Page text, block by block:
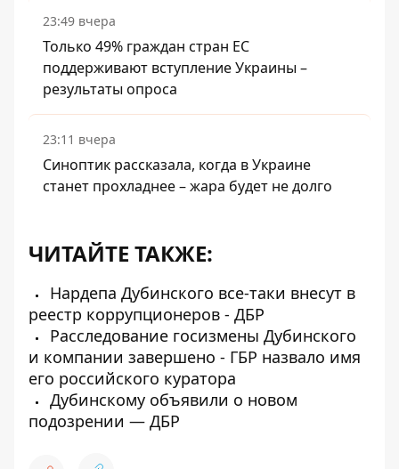
23:49 вчера
Только 49% граждан стран ЕС
поддерживают вступление Украины –
результаты опроса
23:11 вчера
Синоптик рассказала, когда в Украине
станет прохладнее – жара будет не долго
ЧИТАЙТЕ ТАКЖЕ:
Нардепа Дубинского все-таки внесут в
реестр коррупционеров - ДБР
Расследование госизмены Дубинского
и компании завершено - ГБР назвало имя
его российского куратора
Дубинскому объявили о новом
подозрении — ДБР